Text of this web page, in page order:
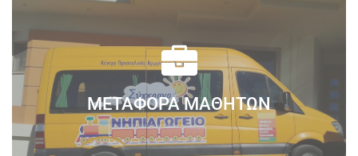
αισθήματα ευθύνης και αλληλεγγύης για τις
ευπαθείς κοινωνικές ομάδες, εδώ και 10 χρόνια...
Διαβάστε Περισσότερα
ΜΕΤΑΦΟΡΆ ΜΑΘΗΤΏΝ